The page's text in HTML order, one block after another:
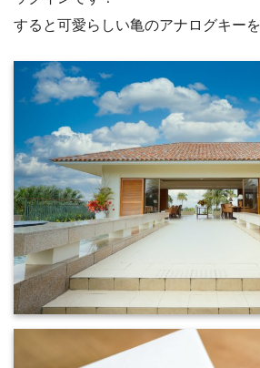
すると可愛らしい亀のアナログキー